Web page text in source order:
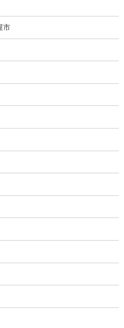
相談、小学生、中学生、高校生
市